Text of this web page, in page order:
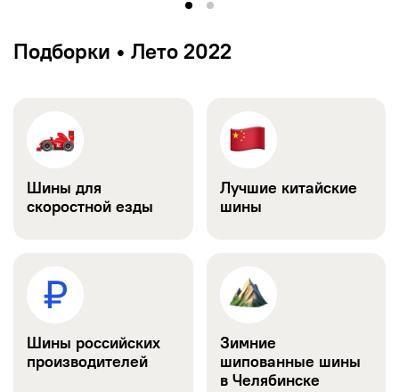
Подборки • Лето 2022
Шины для
скоростной езды
Лучшие китайские
шины
Шины российских
производителей
Зимние
шипованные шины
в Челябинске